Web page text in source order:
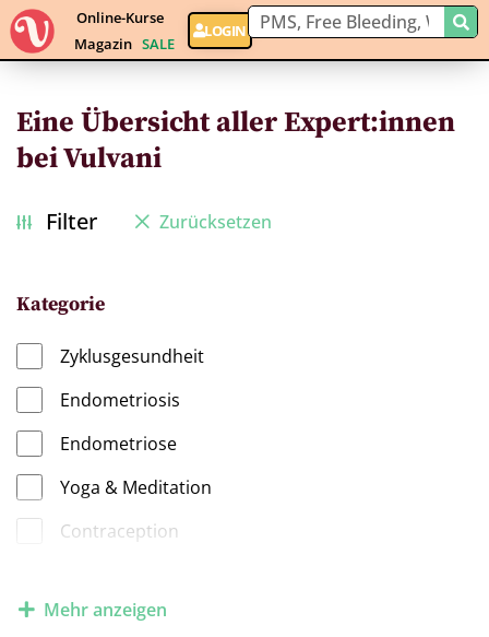
Online-Kurse
Magazin SALE
LOGIN
Eine Übersicht aller Expert:innen
bei Vulvani
Filter Zurücksetzen
Kategorie
Zyklusgesundheit
Endometriosis
Endometriose
Yoga & Meditation
Contraception
Spirituality
Mehr anzeigen